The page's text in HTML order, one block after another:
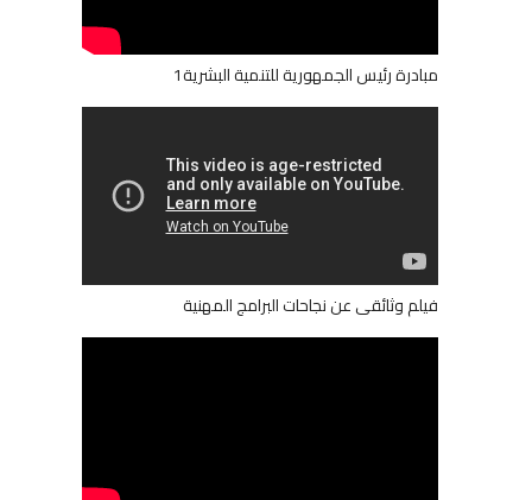
مبادرة رئيس الجمهورية للتنمية البشرية1
فيلم وثائقى عن نجاحات البرامج المهنية